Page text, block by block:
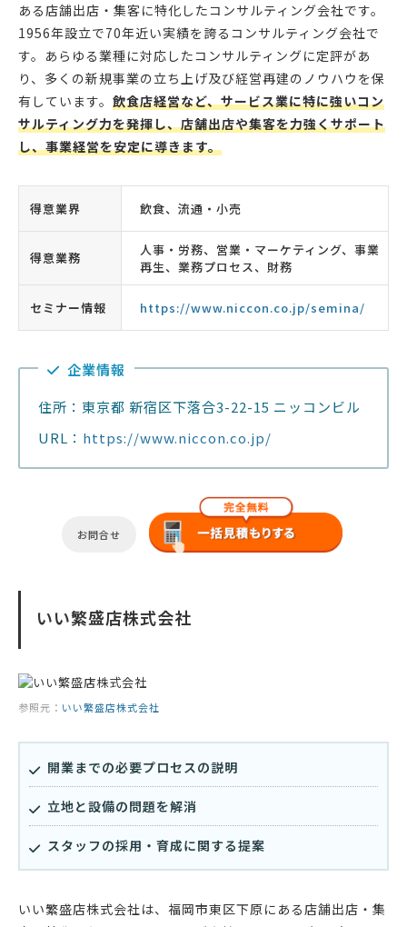
ある店舗出店・集客に特化したコンサルティング会社です。
1956年設立で70年近い実績を誇るコンサルティング会社で
す。あらゆる業種に対応したコンサルティングに定評があ
り、多くの新規事業の立ち上げ及び経営再建のノウハウを保
有しています。 飲食店経営など、サービス業に特に強いコン
サルティング力を発揮し、店舗出店や集客を力強くサポート
し、事業経営を安定に導きます。
得意業界 飲食、流通・小売
得意業務
人事・労務、営業・マーケティング、事業
再生、業務プロセス、財務
セミナー情報 https://www.niccon.co.jp/semina/
企業情報
住所：東京都 新宿区下落合3-22-15 ニッコンビル
URL： https://www.niccon.co.jp/
お問合せ
いい繁盛店株式会社
参照元： いい繁盛店株式会社
開業までの必要プロセスの説明
立地と設備の問題を解消
スタッフの採用・育成に関する提案
いい繁盛店株式会社は、福岡市東区下原にある店舗出店・集